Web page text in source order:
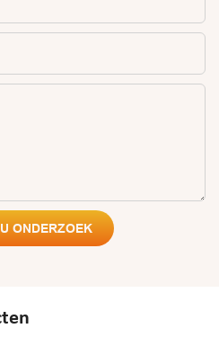
ONDERZOEK